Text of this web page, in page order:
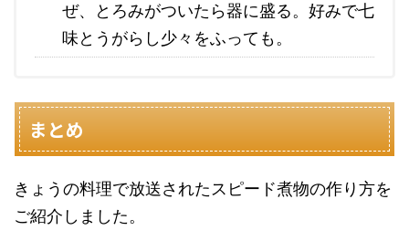
ぜ、とろみがついたら器に盛る。好みで七
味とうがらし少々をふっても。
まとめ
きょうの料理で放送されたスピード煮物の作り方を
ご紹介しました。